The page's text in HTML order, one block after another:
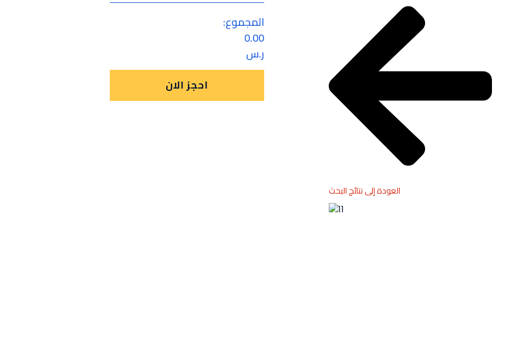
المجموع:
0.00
ر.س
احجز الان
العودة إلى نتائج البحث